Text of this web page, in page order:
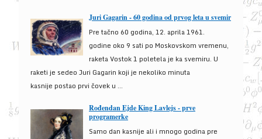
Juri Gagarin - 60 godina od prvog leta u svemir
Pre tačno 60 godina, 12. aprila 1961.
godine oko 9 sati po Moskovskom vremenu,
raketa Vostok 1 poletela je ka svemiru. U
raketi je sedeo Juri Gagarin koji je nekoliko minuta
kasnije postao prvi čovek u ...
Rođendan Ejde King Lavlejs - prve
programerke
Samo dan kasnije ali i mnogo godina pre